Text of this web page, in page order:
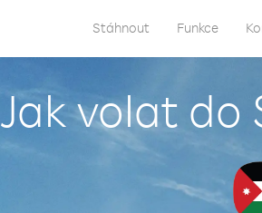
Stáhnout Funkce
Jak volat do